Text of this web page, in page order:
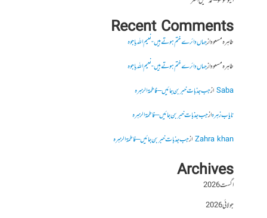
Recent Comments
طاہرہ مسعودازجہاں دائرے ختم ہوتے ہیں- نعیم اللہ باجوہ
طاہرہ مسعودازجہاں دائرے ختم ہوتے ہیں- نعیم اللہ باجوہ
Sabaازجب جذبات خبر بن جائیں – فاطمۃالزہرہ
نایاب زہرہازجب جذبات خبر بن جائیں – فاطمۃالزہرہ
Zahra khanازجب جذبات خبر بن جائیں – فاطمۃالزہرہ
Archives
اگست 2026
جولائی 2026